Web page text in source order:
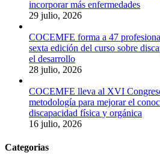
incorporar más enfermedades
29 julio, 2026
COCEMFE forma a 47
sexta edición del curso sobre
el desarrollo
28 julio, 2026
COCEMFE lleva al XVI
metodología para mejorar el
discapacidad física y orgánica
16 julio, 2026
Categorias